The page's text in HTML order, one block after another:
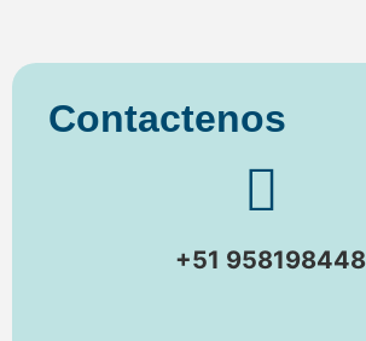
Contactenos
+51 958198448